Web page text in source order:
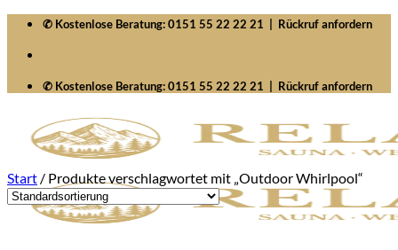
Zum
springen
✆ Kostenlose Beratung:0151 55 22 22 21 Rückruf anfordern
✆ Kostenlose Beratung:0151 55 22 22 21 Rückruf anfordern
Start / Produkte verschlagwortet mit „Outdoor Whirlpool“